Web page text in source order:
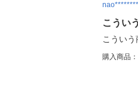
nao********
こうい
こうい
購入商品